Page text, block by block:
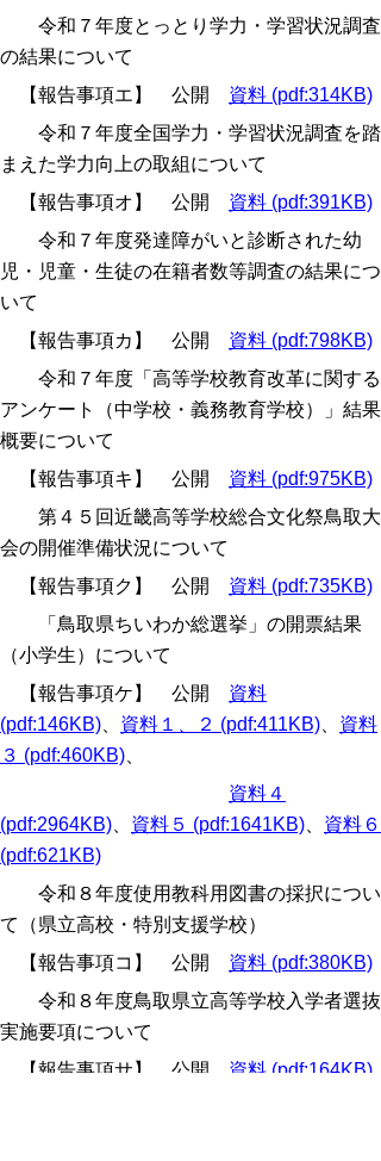
令和７年度とっとり学力・学習状況調査
の結果について
【報告事項エ】 公開 資料 (pdf:314KB)
令和７年度全国学力・学習状況調査を踏
まえた学力向上の取組について
【報告事項オ】 公開 資料 (pdf:391KB)
令和７年度発達障がいと診断された幼
児・児童・生徒の在籍者数等調査の結果につ
いて
【報告事項カ】 公開 資料 (pdf:798KB)
令和７年度「高等学校教育改革に関する
アンケート（中学校・義務教育学校）」結果
概要について
【報告事項キ】 公開 資料 (pdf:975KB)
第４５回近畿高等学校総合文化祭鳥取大
会の開催準備状況について
【報告事項ク】 公開 資料 (pdf:735KB)
「鳥取県ちいわか総選挙」の開票結果
（小学生）について
【報告事項ケ】 公開 資料
(pdf:146KB)
資料１、２ (pdf:411KB)
資料
３ (pdf:460KB)
資料４
(pdf:2964KB)
資料５ (pdf:1641KB)
資料６
(pdf:621KB)
令和８年度使用教科用図書の採択につい
て（県立高校・特別支援学校）
【報告事項コ】 公開 資料 (pdf:380KB)
令和８年度鳥取県立高等学校入学者選抜
実施要項について
【報告事項サ】 公開 資料 (pdf:164KB)